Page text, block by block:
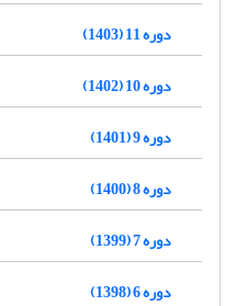
دوره 11 (1403)
دوره 10 (1402)
دوره 9 (1401)
دوره 8 (1400)
دوره 7 (1399)
دوره 6 (1398)